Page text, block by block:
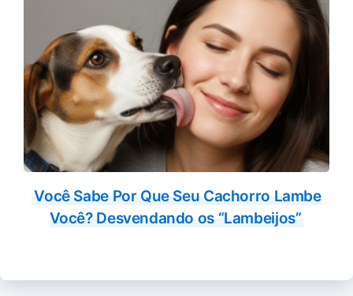
Você Sabe Por Que Seu Cachorro Lambe
Você? Desvendando os “Lambeijos”